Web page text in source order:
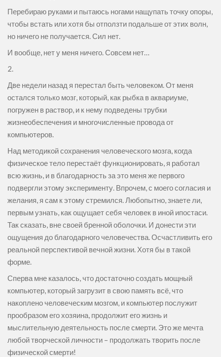
Перебираю руками и пытаюсь ногами нащупать точку опоры,
чтобы встать или хотя бы отползти подальше от этих волн,
но ничего не получается. Сил нет.
И вообще, нет у меня ничего. Совсем нет…
2.
Две недели назад я перестал быть человеком. От меня
остался только мозг, который, как рыбка в аквариуме,
погружен в раствор, и к нему подведены трубки
жизнеобеспечения и многочисленные провода от
компьютеров.
Над методикой сохранения человеческого мозга, когда
физическое тело перестаёт функционировать, я работал
всю жизнь, и в благодарность за это меня же первого
подвергли этому эксперименту. Впрочем, с моего согласия и
желания, я сам к этому стремился. Любопытно, знаете ли,
первым узнать, как ощущает себя человек в иной ипостаси.
Так сказать, вне своей бренной оболочки. И донести эти
ощущения до благодарного человечества. Осчастливить его
реальной перспективой вечной жизни. Хотя бы в такой
форме.
Сперва мне казалось, что достаточно создать мощный
компьютер, который загрузит в свою память всё, что
накоплено человеческим мозгом, и компьютер послужит
прообразом его хозяина, продолжит его жизнь и
мыслительную деятельность после смерти. Это же мечта
любой творческой личности – продолжать творить после
физической смерти!